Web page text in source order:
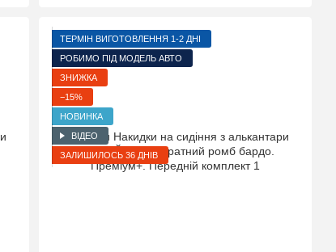
ТЕРМІН ВИГОТОВЛЕННЯ 1-2 ДНІ
РОБИМО ПІД МОДЕЛЬ АВТО
ЗНИЖКА
−15%
НОВИНКА
ВІДЕО
ЗАЛИШИЛОСЬ 36 ДНІВ